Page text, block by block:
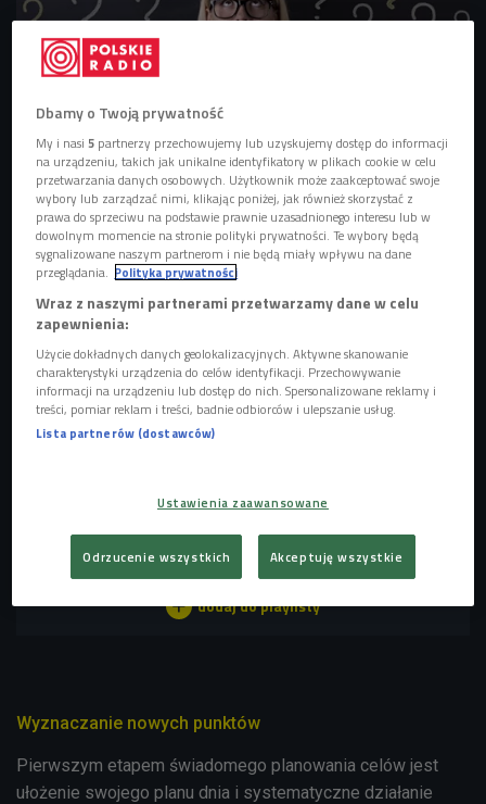
Zmiana skali działania
Czas pandemii zmusił nas do refleksji, przyczynił się do
podejmowania decyzji o diametralnych zmianach w życiu
oraz wpłynął na zmianę hierarchii dotychczasowych
wartości. -Planowanie w czasach niepewności jest sztuką,
ale jak najbardziej do opanowania. Zamiast snuć
dalekosiężne wizje, zmieńmy ich skalę i skupmy się na
mniejszych celach - przekonuje trenerka gość Czwórki
Istotą planowania jest celomania, czyli sztuka bycia
szczęśliwym.
Prywatna/Czwórka)
Wyznaczanie nowych punktów
Pierwszym etapem świadomego planowania celów jest
ułożenie swojego planu dnia i systematyczne działanie
Dbamy o Twoją prywatność
My i nasi5 partnerzy przechowujemy lub uzyskujemy dostęp do informacji
na urządzeniu, takich jak unikalne identyfikatory w plikach cookie w celu
przetwarzania danych osobowych. Użytkownik może zaakceptować swoje
wybory lub zarządzać nimi, klikając poniżej, jak również skorzystać z
prawa do sprzeciwu na podstawie prawnie uzasadnionego interesu lub w
dowolnym momencie na stronie polityki prywatności. Te wybory będą
sygnalizowane naszym partnerom i nie będą miały wpływu na dane
przeglądania. Polityka prywatności
Wraz z naszymi partnerami przetwarzamy dane w celu
zapewnienia:
Użycie dokładnych danych geolokalizacyjnych. Aktywne skanowanie
charakterystyki urządzenia do celów identyfikacji. Przechowywanie
informacji na urządzeniu lub dostęp do nich. Spersonalizowane reklamy i
treści, pomiar reklam i treści, badnie odbiorców i ulepszanie usług.
Lista partnerów (dostawców)
Ustawienia zaawansowane
Odrzucenie wszystkich Akceptuję wszystkie